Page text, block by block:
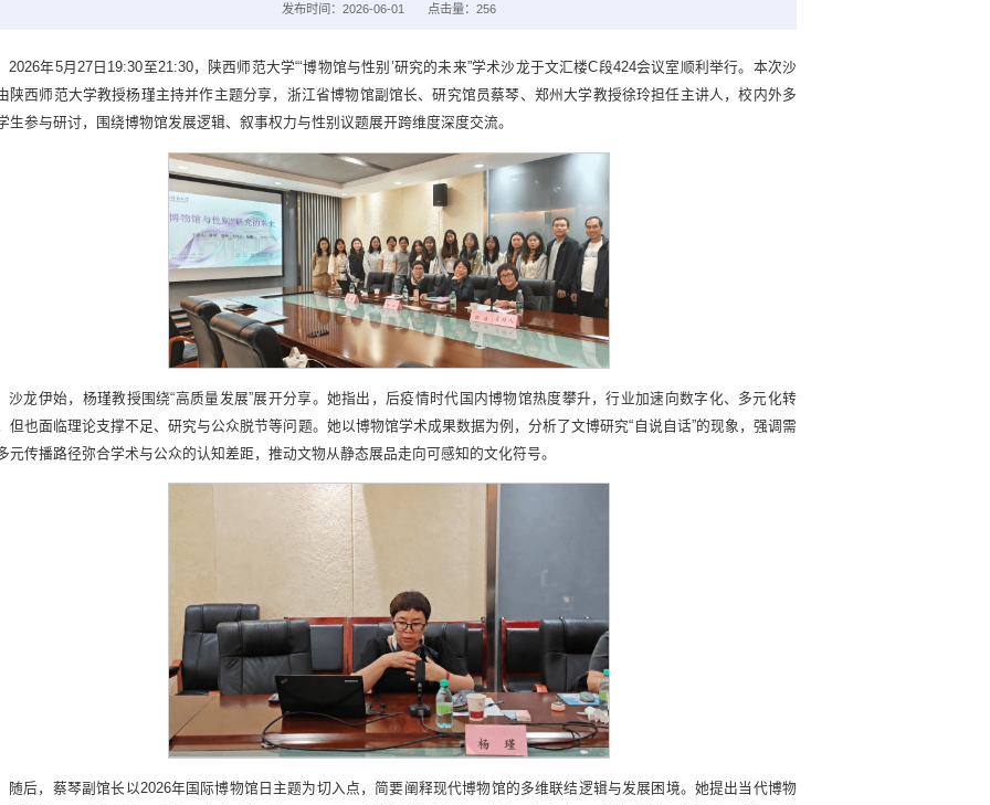
发布时间：2026-06-01 点击量： 256
2026年5月27日19:30至21:30，陕西师范大学“‘博物馆与性别’研究的未来”学术沙龙于文汇楼C段424会议室顺利举行。本次沙
陕西师范大学教授杨瑾主持并作主题分享，浙江省博物馆副馆长、研究馆员蔡琴、郑州大学教授徐玲担任主讲人，校内外多
生参与研讨，围绕博物馆发展逻辑、叙事权力与性别议题展开跨维度深度交流。
沙龙伊始，杨瑾教授围绕“高质量发展”展开分享。她指出，后疫情时代国内博物馆热度攀升，行业加速向数字化、多元化转
但也面临理论支撑不足、研究与公众脱节等问题。她以博物馆学术成果数据为例，分析了文博研究“自说自话”的现象，强调需
元传播路径弥合学术与公众的认知差距，推动文物从静态展品走向可感知的文化符号。
随后，蔡琴副馆长以2026年国际博物馆日主题为切入点，简要阐释现代博物馆的多维联结逻辑与发展困境。她提出当代博物